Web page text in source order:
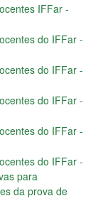
IFFar -
do IFFar -
do IFFar -
do IFFar -
do IFFar -
do IFFar -
para
da prova de